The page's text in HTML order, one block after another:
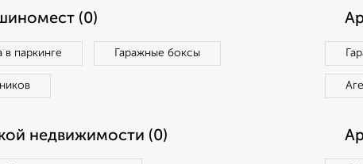
(0)
паркинге Гаражные боксы
недвижимости (0)